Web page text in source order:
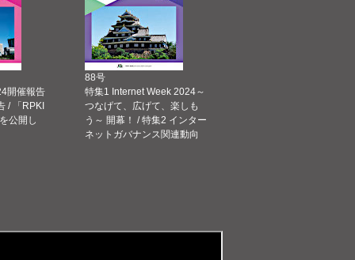
開催報告
/ 「RPKI
公開し
88号
特集1 Internet Week 2024～
つなげて、広げて、楽しも
う～ 開幕！ / 特集2 インター
ネットガバナンス関連動向